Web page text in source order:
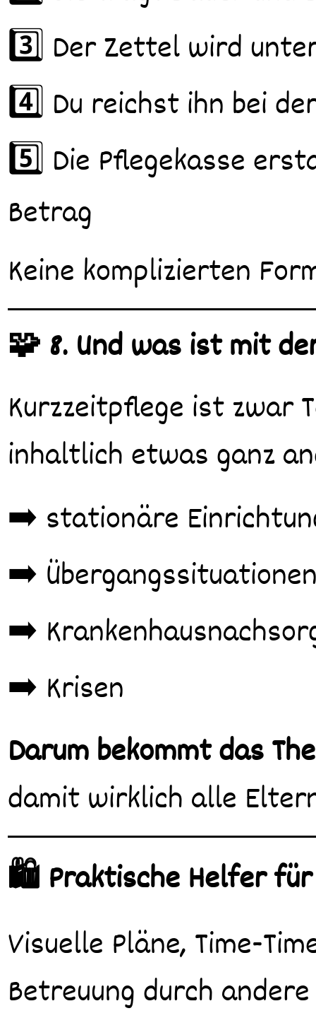
3️⃣ Der Zettel wird
4️⃣ Du reichst ihn bei
5️⃣ Die Pflegekasse
Betrag
Keine komplizierten
🧩 8. Und was ist mit
Kurzzeitpflege ist zwar
inhaltlich etwas ganz
➡️ stationäre
➡️
➡️
➡️ Krisen
Darum bekommt das
damit wirklich alle
🛍️ Praktische Helfer für
Visuelle Pläne, Time-
Betreuung durch